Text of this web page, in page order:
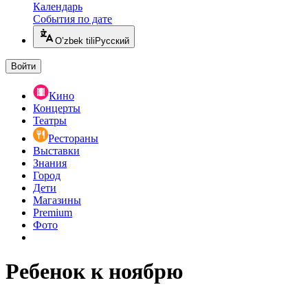
Календарь
События по дате
O’zbek tili Русский
Войти
Кино
Концерты
Театры
Рестораны
Выставки
Знания
Город
Дети
Магазины
Premium
Фото
Ребенок к ноябрю